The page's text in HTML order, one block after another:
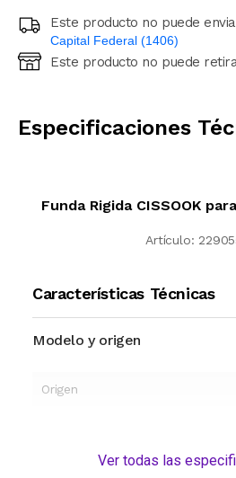
Este producto no puede
Capital Federal (1406)
Ingresá código postal (sólo
Este producto no puede
Especificaciones
Funda Rigida CISSOOK
Artículo:
Características Técnicas
Modelo y origen
Origen
Ver todas las